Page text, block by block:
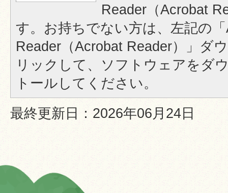
Reader（Acrobat
す。お持ちでない方は、左記の
Reader（Acrobat Reader）」ダ
リックして、ソフトウェアをダ
トールしてください。
最終更新日：2026年06月24日